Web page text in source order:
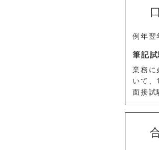
例年翌
筆記
業務に
いて、
面接試